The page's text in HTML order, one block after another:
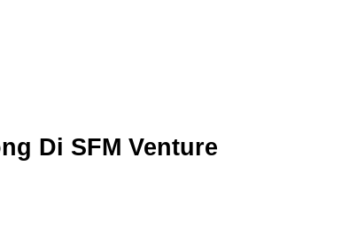
Di SFM Venture